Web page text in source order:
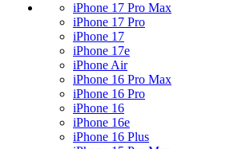
iPhone 17 Pro Max
iPhone 17 Pro
iPhone 17
iPhone 17e
iPhone Air
iPhone 16 Pro Max
iPhone 16 Pro
iPhone 16
iPhone 16e
iPhone 16 Plus